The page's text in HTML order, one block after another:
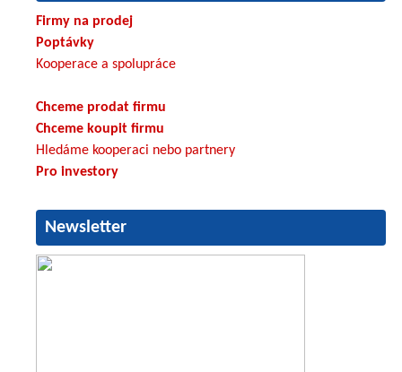
Firmy na prodej
Poptávky
Kooperace a spolupráce
Chceme prodat firmu
Chceme koupit firmu
Hledáme kooperaci nebo partnery
Pro investory
Newsletter